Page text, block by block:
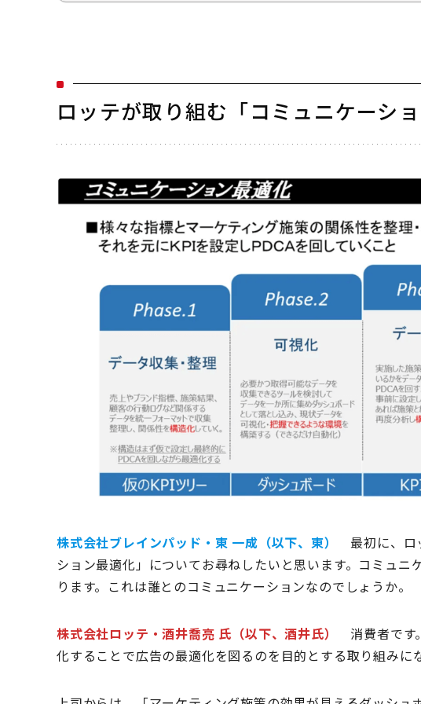
ロッテが取り組む「コミュニケーシ
株式会社ブレインパッド・東 一成（以下、東）
最初に、ロ
ション最適化」についてお尋ねしたいと思います。コミュニ
ります。これは誰とのコミュニケーションなのでしょうか。
株式会社ロッテ・酒井喬亮 氏（以下、酒井氏）
消費者です
化することで広告の最適化を図るのを目的とする取り組みに